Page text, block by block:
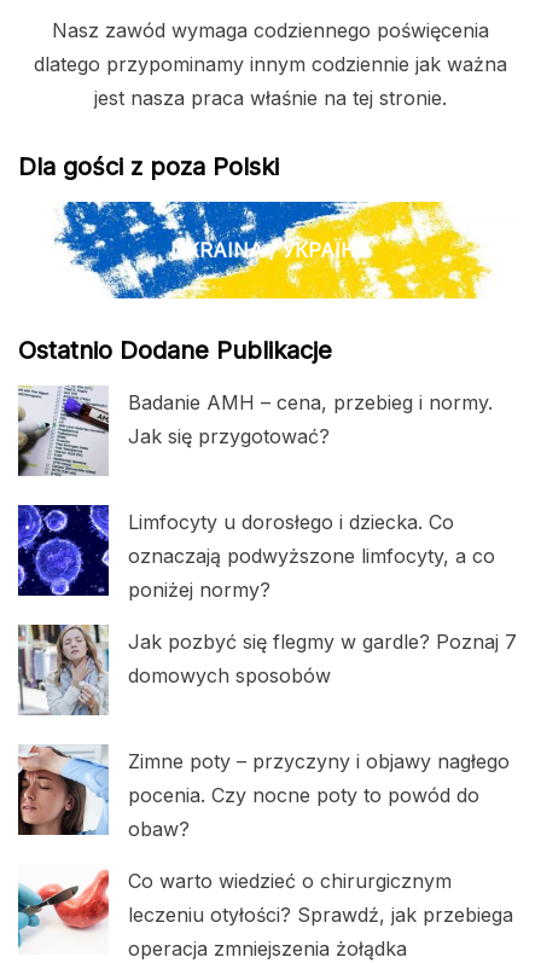
Nasz zawód wymaga codziennego poświęcenia
dlatego przypominamy innym codziennie jak ważna
jest nasza praca właśnie na tej stronie.
Dla gości z poza Polski
UKRAINA / УКРАЇНА
Ostatnio Dodane Publikacje
Badanie AMH – cena, przebieg i normy.
Jak się przygotować?
Limfocyty u dorosłego i dziecka. Co
oznaczają podwyższone limfocyty, a co
poniżej normy?
Jak pozbyć się flegmy w gardle? Poznaj 7
domowych sposobów
Zimne poty – przyczyny i objawy nagłego
pocenia. Czy nocne poty to powód do
obaw?
Co warto wiedzieć o chirurgicznym
leczeniu otyłości? Sprawdź, jak przebiega
operacja zmniejszenia żołądka